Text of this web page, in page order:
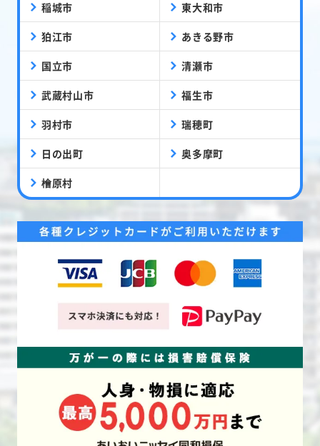
稲城市 東大和市
狛江市 あきる野市
国立市 清瀬市
武蔵村山市 福生市
羽村市 瑞穂町
日の出町 奥多摩町
檜原村